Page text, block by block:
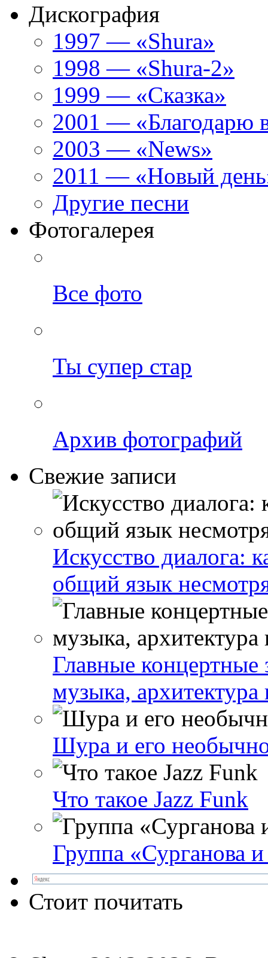
Дискография
1997 — «Shura»
1998 — «Shura-2»
1999 — «Сказка»
2001 — «Благодарю
2003 — «News»
2011 — «Новый
Другие песни
Фотогалерея
Все фото
Ты супер стар
Архив фотографий
Свежие записи
Искусство диалога:
общий язык
Главные концертные
музыка, архитектура
Шура и его
Что такое Jazz Funk
Группа «Сурганова
Стоит почитать